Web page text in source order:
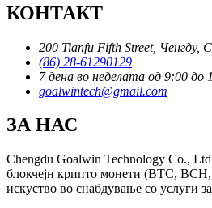
КОНТАКТ
200 Tianfu Fifth Street, Ченгду,
(86) 28-61290129
7 дена во неделата од 9:00 до
goalwintech@gmail.com
ЗА НАС
Chengdu Goalwin Technology Co.,
блокчејн крипто монети (BTC,
искуство во снабдување со услуги